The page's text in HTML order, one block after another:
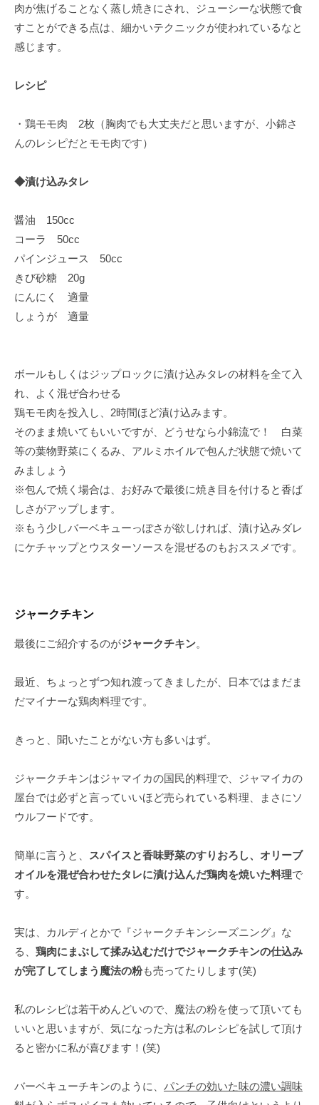
肉が焦げることなく蒸し焼きにされ、ジューシーな状態で食
すことができる点は、細かいテクニックが使われているなと
感じます。
レシピ
・鶏モモ肉 2枚（胸肉でも大丈夫だと思いますが、小錦さ
んのレシピだとモモ肉です）
◆漬け込みタレ
醤油 150cc
コーラ 50cc
パインジュース 50cc
きび砂糖 20g
にんにく 適量
しょうが 適量
ボールもしくはジップロックに漬け込みタレの材料を全て入
れ、よく混ぜ合わせる
鶏モモ肉を投入し、2時間ほど漬け込みます。
そのまま焼いてもいいですが、どうせなら小錦流で！ 白菜
等の葉物野菜にくるみ、アルミホイルで包んだ状態で焼いて
みましょう
※包んで焼く場合は、お好みで最後に焼き目を付けると香ば
しさがアップします。
※もう少しバーベキューっぽさが欲しければ、漬け込みダレ
にケチャップとウスターソースを混ぜるのもおススメです。
ジャークチキン
最後にご紹介するのがジャークチキン。
最近、ちょっとずつ知れ渡ってきましたが、日本ではまだま
だマイナーな鶏肉料理です。
きっと、聞いたことがない方も多いはず。
ジャークチキンはジャマイカの国民的料理で、ジャマイカの
屋台では必ずと言っていいほど売られている料理、まさにソ
ウルフードです。
簡単に言うと、
スパイスと香味野菜のすりおろし、オリーブ
オイルを混ぜ合わせたタレに漬け込んだ鶏肉を焼いた料理で
す。
実は、カルディとかで『ジャークチキンシーズニング』な
る、 鶏肉にまぶして揉み込むだけでジャークチキンの仕込み
が完了してしまう魔法の粉も売ってたりします(笑)
私のレシピは若干めんどいので、魔法の粉を使って頂いても
いいと思いますが、気になった方は私のレシピを試して頂け
ると密かに私が喜びます！(笑)
バーベキューチキンのように、 パンチの効いた味の濃い調味